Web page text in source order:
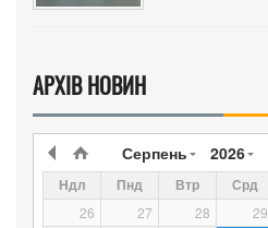
АРХІВ НОВИН
Серпень 2026
Ндл Пнд Втр Срд
26 27 28 29